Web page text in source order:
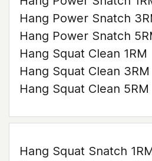
Hang Power Snatch
Hang Power Snatch
Hang Squat Clean 1RM
Hang Squat Clean 3RM
Hang Squat Clean 5RM
Hang Squat Snatch